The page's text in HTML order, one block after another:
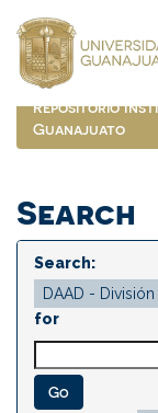
navigation
Repositorio
Guanajuato
Search
Search:
for